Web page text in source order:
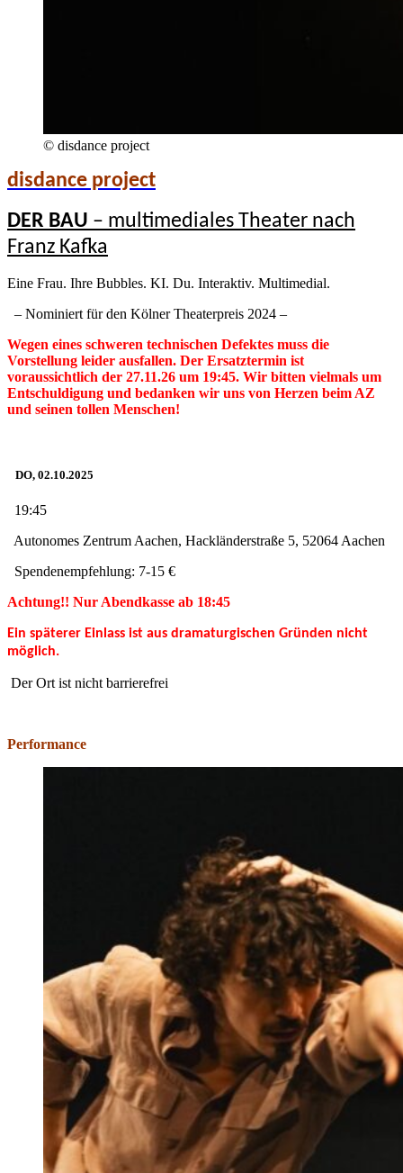
© disdance project
disdance project
DER BAU – multimediales Theater nach
Franz Kafka
Eine Frau. Ihre Bubbles. KI. Du. Interaktiv. Multimedial.
– Nominiert für den Kölner Theaterpreis 2024 –
Wegen eines schweren technischen Defektes muss die
Vorstellung leider ausfallen. Der Ersatztermin ist
voraussichtlich der 27.11.26 um 19:45. Wir bitten vielmals um
Entschuldigung und bedanken wir uns von Herzen beim AZ
und seinen tollen Menschen!
DO, 02.10.2025
19:45
Autonomes Zentrum Aachen, Hackländerstraße 5, 52064 Aachen
Spendenempfehlung: 7-15 €
Achtung!! Nur Abendkasse ab 18:45
Ein späterer Einlass ist aus dramaturgischen Gründen nicht
möglich.
Der Ort ist nicht barrierefrei
Performance